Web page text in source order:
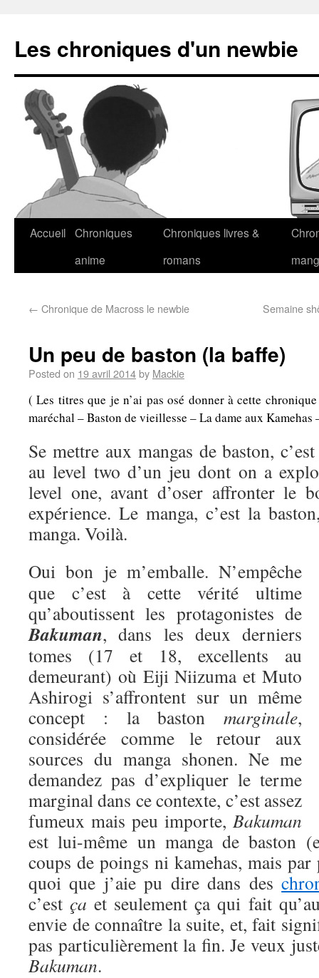
Les chroniques d'un newbie
Accueil Chroniques
anime
Chroniques livres &
romans
← Chronique de Macross le newbie Semaine
Un peu de baston (la baffe)
Posted on 19 avril 2014by Mackie
( Les titres que je n’ai pas osé donner à cette
maréchal – Baston de vieillesse – La dame aux
Se mettre aux mangas de baston,
au level two d’un jeu dont on a
level one, avant d’oser affronter le
expérience. Le manga, c’est la
manga. Voilà.
Oui bon je m’emballe. N’empêche
que c’est à cette vérité ultime
qu’aboutissent les protagonistes de
Bakuman, dans les deux derniers
tomes (17 et 18, excellents au
demeurant) où Eiji Niizuma et Muto
Ashirogi s’affrontent sur un même
concept : la baston marginale,
considérée comme le retour aux
sources du manga shonen. Ne me
demandez pas d’expliquer le terme
marginal dans ce contexte, c’est assez
fumeux mais peu importe, Bakuman
est lui-même un manga de baston
coups de poings ni kamehas, mais
quoi que j’aie pu dire dans des
c’estça et seulement ça qui fait
envie de connaître la suite, et, fait
pas particulièrement la fin. Je veux
Bakuman.